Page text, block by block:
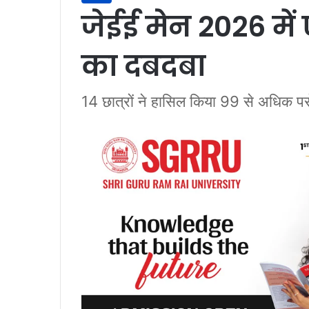
जेईई मेन 2026 में
का दबदबा
14 छात्रों ने हासिल किया 99 से अधिक